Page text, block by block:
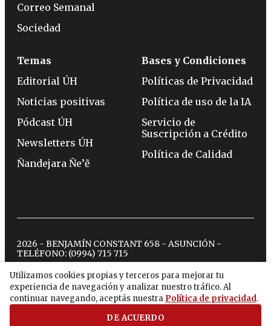
Utilizamos cookies propias y terceros para mejorar tu
experiencia de navegación y analizar nuestro tráfico. Al
continuar navegando, aceptás nuestra Política de privacidad.
DE ACUERDO
Correo Semanal
Sociedad
Temas
Editorial ÚH
Noticias positivas
Pódcast ÚH
Newsletters ÚH
Ñandejara Ñe’ẽ
Bases y Condiciones
Políticas de Privacidad
Política de uso de la IA
Servicio de
Suscripción a Crédito
Política de Calidad
2026 - BENJAMÍN CONSTANT 658 - ASUNCIÓN -
TELÉFONO: (0994) 715 715
twitterinstagram
facebook
tiktokyoutubespotify